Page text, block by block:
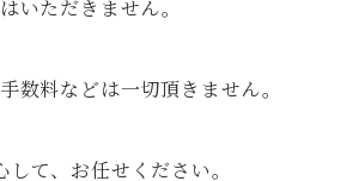
はいただきません。
数料などは一切頂きません。
して、お任せください。